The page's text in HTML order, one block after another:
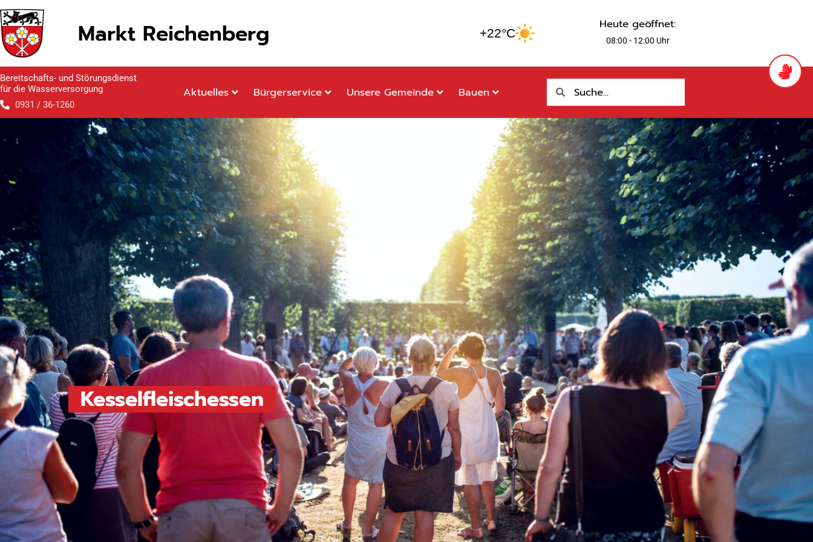
springen
Zum
Inhalt
springen
Markt Reichenberg +22°C
Heute geöffnet:
08:00 - 12:00 Uhr
Bereitschafts- und Störungsdienst
für die Wasserversorgung
0931 / 36-1260
Aktuelles Bürgerservice Unsere Gemeinde Bauen Suche
Kesselfleischessen